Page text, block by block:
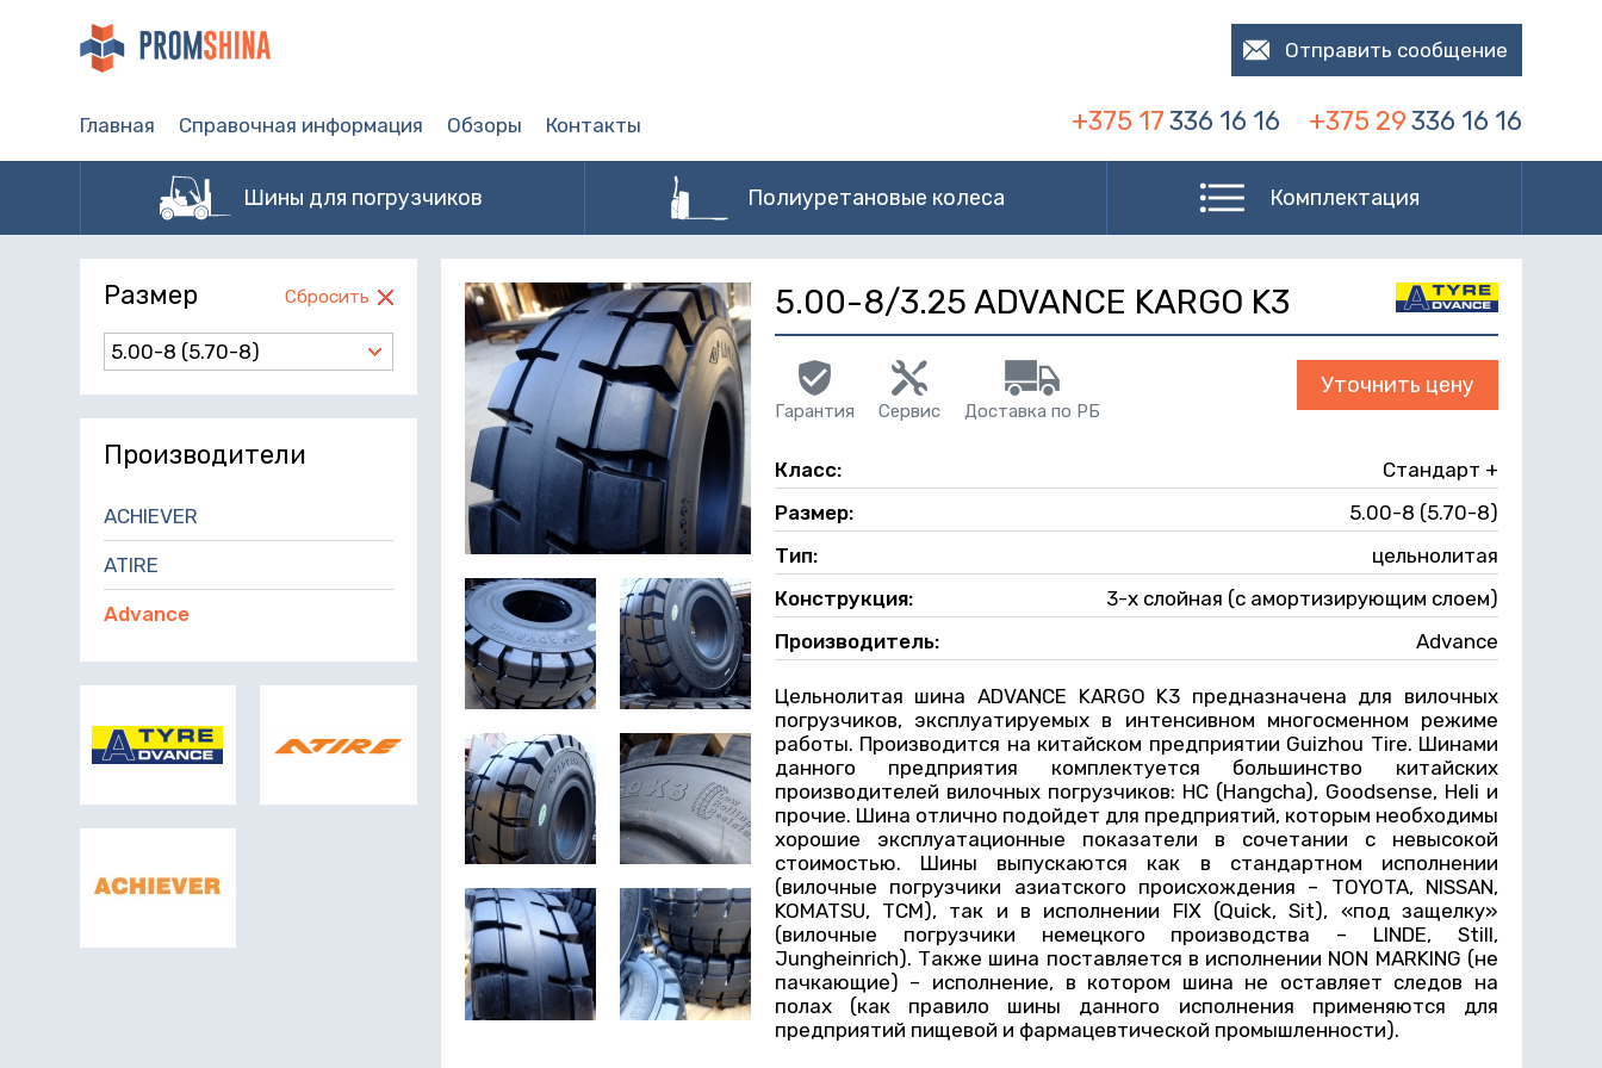
Главная Справочная информация Обзоры Контакты
Отправить сообщение
+375 17336 16 16 +375 29336 16 16
Шины для погрузчиков Полиуретановые колеса Комплектация
Сбросить
Размер
5.00-8 (5.70-8)
Производители
ACHIEVER
ATIRE
Advance
5.00-8/3.25 ADVANCE KARGO K3
Гарантия Сервис Доставка по РБ
Уточнить цену
Класс:
Стандарт +
Размер:
5.00-8 (5.70-8)
Тип:
цельнолитая
Конструкция:
3-х слойная (с амортизирующим слоем)
Производитель:
Advance
Цельнолитая шина ADVANCE KARGO K3 предназначена для вилочных
погрузчиков, эксплуатируемых в интенсивном многосменном режиме
работы. Производится на китайском предприятии Guizhou Tire. Шинами
данного предприятия комплектуется большинство китайских
производителей вилочных погрузчиков: HC (Hangcha), Goodsense, Heli и
прочие. Шина отлично подойдет для предприятий, которым необходимы
хорошие эксплуатационные показатели в сочетании с невысокой
стоимостью. Шины выпускаются как в стандартном исполнении
(вилочные погрузчики азиатского происхождения – TOYOTA, NISSAN,
KOMATSU, TCM), так и в исполнении FIX (Quick, Sit), «под защелку»
(вилочные погрузчики немецкого производства – LINDE, Still,
Jungheinrich). Также шина поставляется в исполнении NON MARKING (не
пачкающие) – исполнение, в котором шина не оставляет следов на
полах (как правило шины данного исполнения применяются для
предприятий пищевой и фармацевтической промышленности).